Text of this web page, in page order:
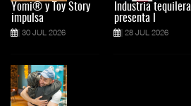
Yomi® y Toy Story
impulsa
30 JUL 2026
Industria tequilera
presenta l
28 JUL 2026